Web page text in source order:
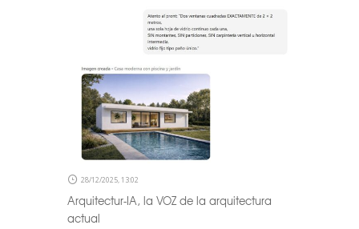
28/12/2025, 13:02
Arquitectur-IA, la VOZ de la arquitectura
actual